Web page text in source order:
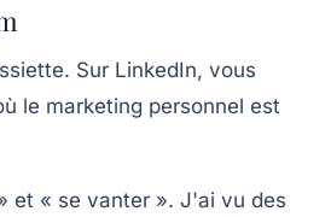
Sur LinkedIn, vous
le marketing personnel est
et « se vanter ». J'ai vu des